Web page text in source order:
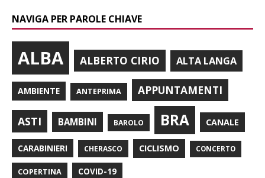
NAVIGA PER PAROLE CHIAVE
ALBA ALBERTO CIRIO ALTA LANGA
AMBIENTE ANTEPRIMA APPUNTAMENTI
ASTI BAMBINI BAROLO BRA CANALE
CARABINIERI CHERASCO CICLISMO CONCERTO
COPERTINA COVID-19